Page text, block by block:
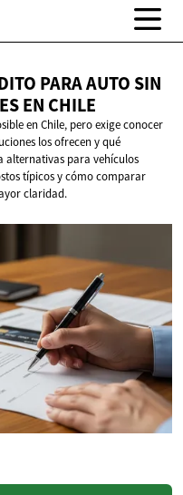
PARA AUTO SIN
EN CHILE
en Chile, pero exige conocer
los ofrecen y qué
alternativas para vehículos
típicos y cómo comparar
claridad.